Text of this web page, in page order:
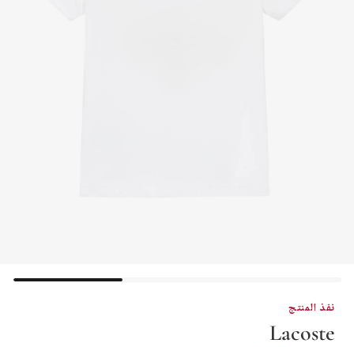
نفذ المنتج
Lacoste